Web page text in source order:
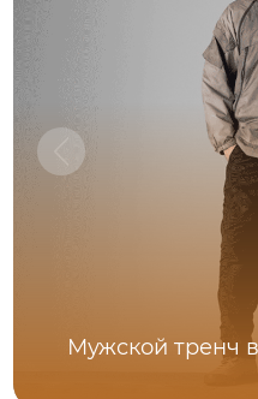
Мужской тренч